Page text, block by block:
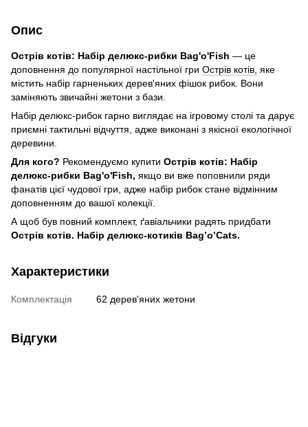
Опис
Острів котів: Набір делюкс-рибки Bag'o'Fish — це
доповнення до популярної настільної гри Острів котів, яке
містить набір гарненьких дерев'яних фішок рибок. Вони
заміняють звичайні жетони з бази.
Набір делюкс-рибок гарно виглядає на ігровому столі та дарує
приємні тактильні відчуття, адже виконані з якісної екологічної
деревини.
Для кого? Рекомендуємо купити Острів котів: Набір
делюкс-рибки Bag'o'Fish, якщо ви вже поповнили ряди
фанатів цієї чудової гри, адже набір рибок стане відмінним
доповненням до вашої колекції.
А щоб був повний комплект, ґавіальчики радять придбати
Острів котів. Набір делюкс-котиків Bag’o’Cats.
Характеристики
Комплектація 62 дерев'яних жетони
Відгуки